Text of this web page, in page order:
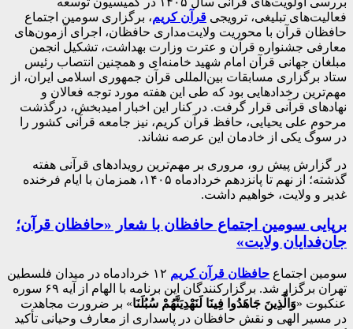
فعالیت‌های تبلیغی، ترویجی قرآن کریم، برگزاری سومین اجتماع
حافظان قرآن با محوریت ولایت‌مداری حافظان، اجرای آزمون‌های
معارفی جشنواره قرآن و عترت وزارت بهداشت، تشکیل انجمن
مبلغان جهانی قرآن امام شهید خامنه‌ای و همچنین انتصاب رئیس
ستاد برگزاری مسابقات بین‌المللی قرآن جمهوری اسلامی ایران، از
مهم‌ترین رخدادهایی بود که طی این هفته مورد توجه فعالان و
نهادهای قرآنی قرار گرفت. در کنار این اخبار امیدبخش، درگذشت
مرحوم علی یحیایی، حافظ قرآن کریم، نیز جامعه قرآنی کشور را
در سوگ یکی از خادمان این عرصه نشاند.
در گزارش پیش رو، مروری بر مهم‌ترین رویدادهای قرآنی هفته
گذشته؛ از نهم تا پانزدهم خردادماه ۱۴۰۵، همزمان با ایام فرخنده
غدیر و ولایت، خواهیم داشت.
برپایی سومین اجتماع حافظان با شعار «حافظان قرآن؛
جان‌فدایان ولایت»
سومین اجتماع حافظان قرآن کریم
۱۲ خردادماه در میدان فلسطین
تهران برگزار شد. برگزارکنندگان این برنامه با الهام از آیه ۶۹ سوره
عنکبوت «وَالَّذِینَ جَاهَدُوا فِینَا لَنَهْدِیَنَّهُمْ سُبُلَنَا» بر ضرورت مجاهدت
در مسیر الهی و نقش حافظان در پاسداری از معارف وحیانی تأکید